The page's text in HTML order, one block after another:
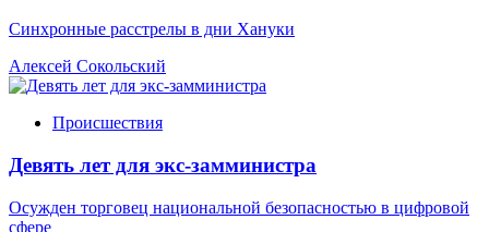
Синхронные расстрелы в дни Хануки
Алексей Сокольский
Происшествия
Девять лет для экс-замминистра
Осужден торговец национальной безопасностью в цифровой
сфере